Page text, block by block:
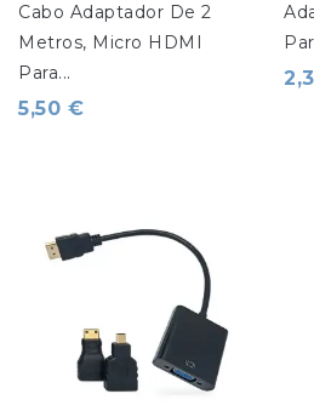
Cabo Adaptador De 2
Metros, Micro HDMI
Para...
5,50 €